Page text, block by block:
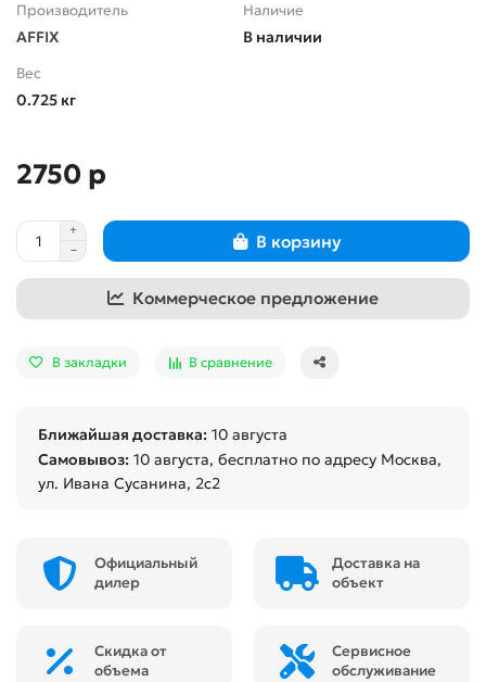
Производитель
AFFIX
Наличие
В наличии
Вес
0.725 кг
2750 р
В корзину
Коммерческое предложение
В закладки В сравнение
Ближайшая доставка: 10 августа
Самовывоз: 10 августа, бесплатно по адресу Москва,
ул. Ивана Сусанина, 2с2
Официальный
дилер
Доставка на
объект
Скидка от
объема
Сервисное
обслуживание